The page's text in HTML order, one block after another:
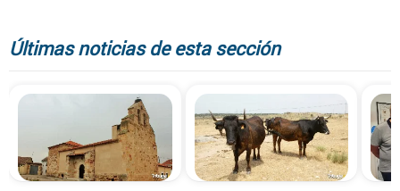
Últimas noticias de esta sección